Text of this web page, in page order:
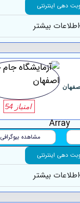
دهی اینترنتی
اطلاعات بیشتر
امتیاز 54
Array
مشاهده بیوگرافی
دهی اینترنتی
اطلاعات بیشتر